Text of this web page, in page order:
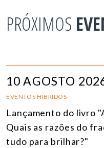
PRÓXIMOS
10 AGOSTO
EVENTOS HÍBRIDOS
Lançamento do livro
Quais as razões do
tudo para brilhar?"